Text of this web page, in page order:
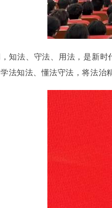
知法、守法、用法，是新
法知法、懂法守法，将法治